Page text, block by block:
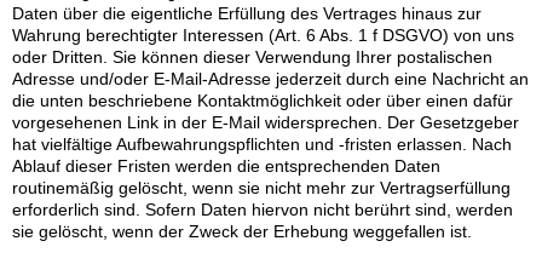
Daten über die eigentliche Erfüllung des Vertrages hinaus zur
Wahrung berechtigter Interessen (Art. 6 Abs. 1 f DSGVO) von uns
oder Dritten. Sie können dieser Verwendung Ihrer postalischen
Adresse und/oder E-Mail-Adresse jederzeit durch eine Nachricht an
die unten beschriebene Kontaktmöglichkeit oder über einen dafür
vorgesehenen Link in der E-Mail widersprechen. Der Gesetzgeber
hat vielfältige Aufbewahrungspflichten und -fristen erlassen. Nach
Ablauf dieser Fristen werden die entsprechenden Daten
routinemäßig gelöscht, wenn sie nicht mehr zur Vertragserfüllung
erforderlich sind. Sofern Daten hiervon nicht berührt sind, werden
sie gelöscht, wenn der Zweck der Erhebung weggefallen ist.